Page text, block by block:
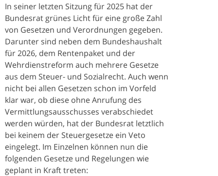
In seiner letzten Sitzung für 2025 hat der
Bundesrat grünes Licht für eine große Zahl
von Gesetzen und Verordnungen gegeben.
Darunter sind neben dem Bundeshaushalt
für 2026, dem Rentenpaket und der
Wehrdienstreform auch mehrere Gesetze
aus dem Steuer- und Sozialrecht. Auch wenn
nicht bei allen Gesetzen schon im Vorfeld
klar war, ob diese ohne Anrufung des
Vermittlungsausschusses verabschiedet
werden würden, hat der Bundesrat letztlich
bei keinem der Steuergesetze ein Veto
eingelegt. Im Einzelnen können nun die
folgenden Gesetze und Regelungen wie
geplant in Kraft treten: